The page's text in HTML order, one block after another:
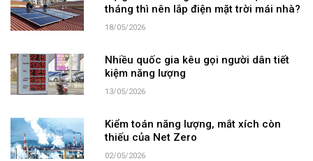
tháng thì nên lắp điện mặt trời mái nhà?
18/05/2026
Nhiều quốc gia kêu gọi người dân tiết
kiệm năng lượng
13/05/2026
Kiểm toán năng lượng, mắt xích còn
thiếu của Net Zero
02/05/2026